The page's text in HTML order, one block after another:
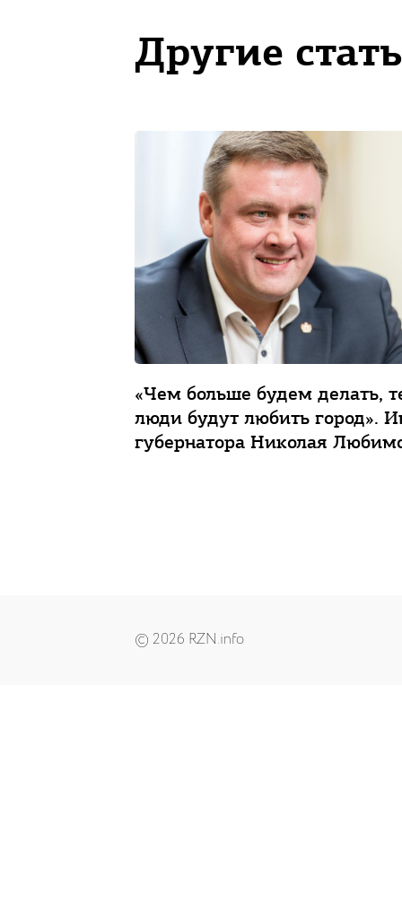
Другие
«Чем больше будем делать,
люди будут любить город».
губернатора Николая
© 2026 RZN.info